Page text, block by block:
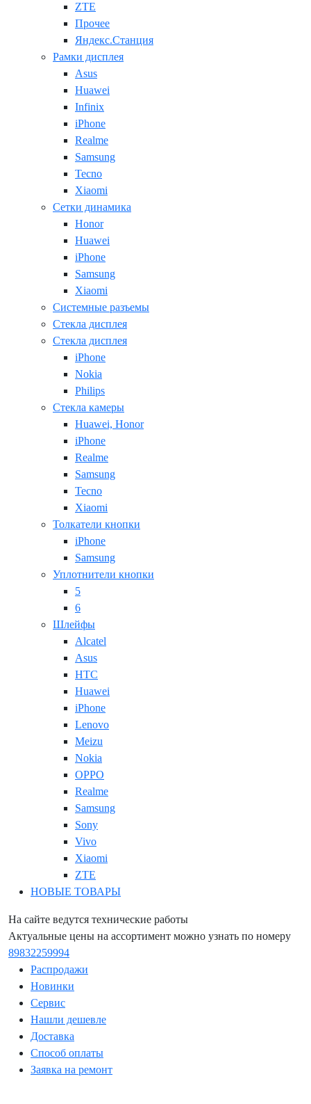
ZTE
Прочее
Яндекс.Станция
Рамки дисплея
Asus
Huawei
Infinix
iPhone
Realme
Samsung
Tecno
Xiaomi
Сетки динамика
Honor
Huawei
iPhone
Samsung
Xiaomi
Системные разъемы
Стекла дисплея
Стекла дисплея
iPhone
Nokia
Philips
Стекла камеры
Huawei, Honor
iPhone
Realme
Samsung
Tecno
Xiaomi
Толкатели кнопки
iPhone
Samsung
Уплотнители кнопки
5
6
Шлейфы
Alcatel
Asus
HTC
Huawei
iPhone
Lenovo
Meizu
Nokia
OPPO
Realme
Samsung
Sony
Vivo
Xiaomi
ZTE
НОВЫЕ ТОВАРЫ
На сайте ведутся технические работы
Актуальные цены на ассортимент можно узнать по номеру
89832259994
Распродажи
Новинки
Сервис
Нашли дешевле
Доставка
Способ оплаты
Заявка на ремонт